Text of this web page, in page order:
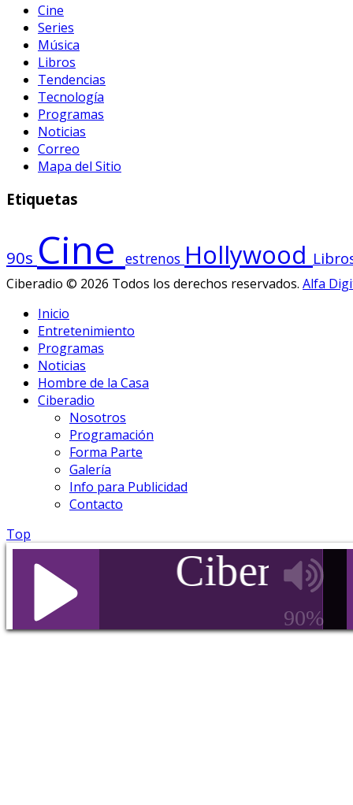
Cine
Series
Música
Libros
Tendencias
Tecnología
Programas
Noticias
Correo
Mapa del Sitio
Etiquetas
90s Cine estrenos Hollywood
Ciberadio © 2026 Todos los derechos reservados. Alfa
Inicio
Entretenimiento
Programas
Noticias
Hombre de la Casa
Ciberadio
Nosotros
Programación
Forma Parte
Galería
Info para Publicidad
Contacto
Top